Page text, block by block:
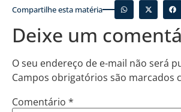
Compartilhe esta matéria
Deixe um
O seu endereço de e-mail não será
Campos obrigatórios são marcados
Comentário *